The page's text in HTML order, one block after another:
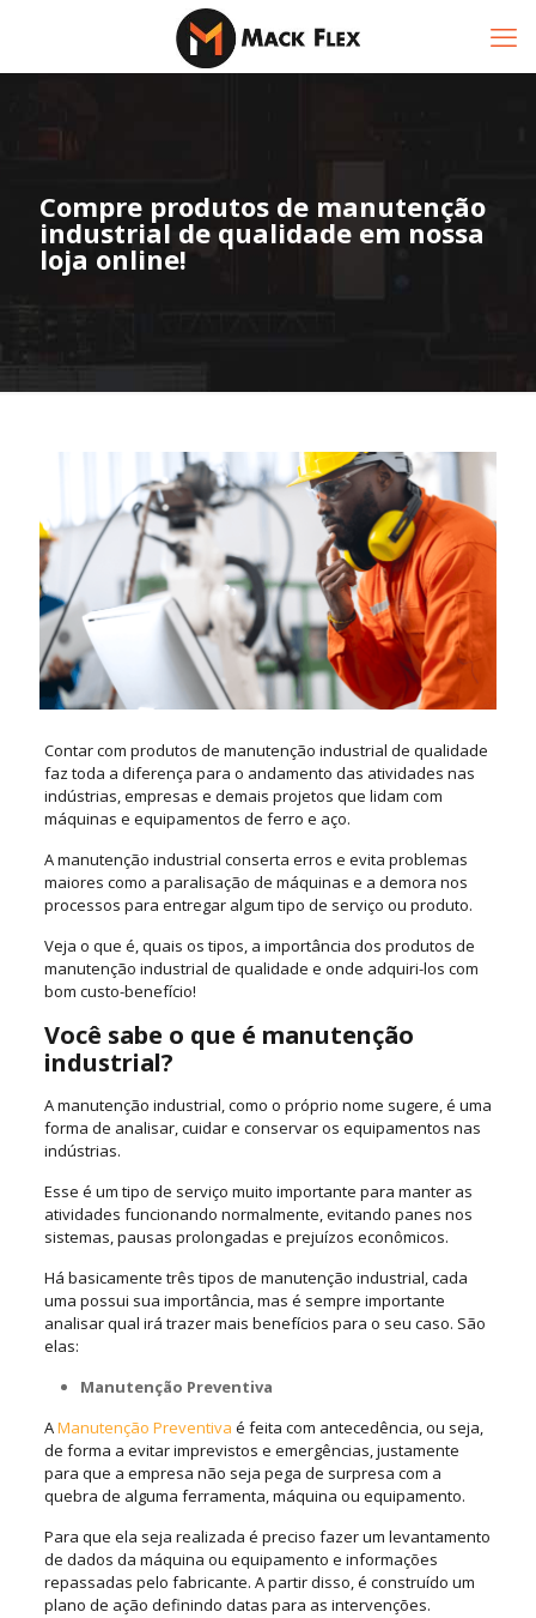
Compre produtos de manutenção
industrial de qualidade em nossa
loja online!
Contar com produtos de manutenção industrial de qualidade
faz toda a diferença para o andamento das atividades nas
indústrias, empresas e demais projetos que lidam com
máquinas e equipamentos de ferro e aço.
A manutenção industrial conserta erros e evita problemas
maiores como a paralisação de máquinas e a demora nos
processos para entregar algum tipo de serviço ou produto.
Veja o que é, quais os tipos, a importância dos produtos de
manutenção industrial de qualidade e onde adquiri-los com
bom custo-benefício!
Você sabe o que é manutenção
industrial?
A manutenção industrial, como o próprio nome sugere, é uma
forma de analisar, cuidar e conservar os equipamentos nas
indústrias.
Esse é um tipo de serviço muito importante para manter as
atividades funcionando normalmente, evitando panes nos
sistemas, pausas prolongadas e prejuízos econômicos.
Há basicamente três tipos de manutenção industrial, cada
uma possui sua importância, mas é sempre importante
analisar qual irá trazer mais benefícios para o seu caso. São
elas:
Manutenção Preventiva
AManutenção Preventiva é feita com antecedência, ou seja,
de forma a evitar imprevistos e emergências, justamente
para que a empresa não seja pega de surpresa com a
quebra de alguma ferramenta, máquina ou equipamento.
Para que ela seja realizada é preciso fazer um levantamento
de dados da máquina ou equipamento e informações
repassadas pelo fabricante. A partir disso, é construído um
plano de ação definindo datas para as intervenções.